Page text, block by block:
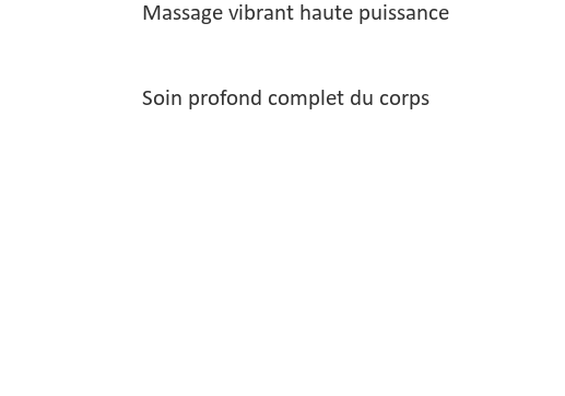
Massage vibrant haute puissance
Soin profond complet du corps